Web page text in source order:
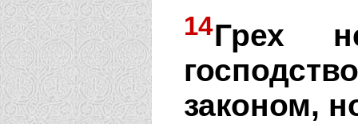
14Грех
законом,